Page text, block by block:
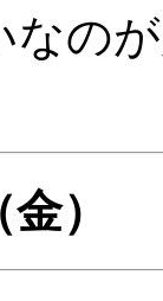
なの
金）